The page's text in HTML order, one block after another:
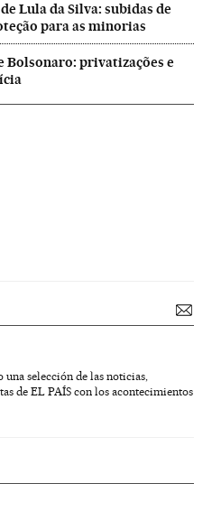
Lula da Silva: subidas de
para as minorias
privatizações e
una selección de las noticias,
de EL PAÍS con los acontecimientos